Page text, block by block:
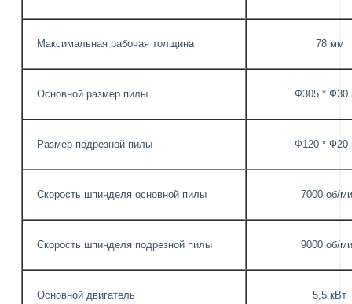
Максимальная рабочая толщина 78 мм
Основной размер пилы Ф305 * Ф30
Размер подрезной пилы Ф120 * Ф20
Скорость шпинделя основной пилы 7000 об/
Скорость шпинделя подрезной пилы 9000 об/
Основной двигатель 5,5 кВт